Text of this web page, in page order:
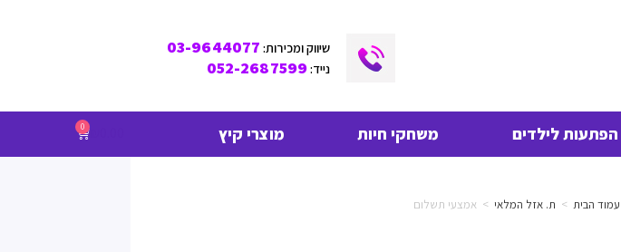
שיווק ומכירות: 03-9644077
נייד:052-2687599
הפתעות לילדים משחקי חיות מוצרי קיץ 0
עמוד הבית > ת. אזל המלאי > אמצעי תשלום